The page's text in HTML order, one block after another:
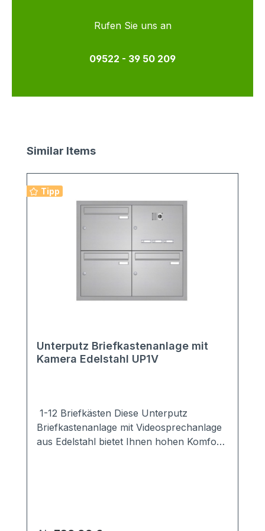
Rufen Sie uns an
09522 - 39 50 209
Produktgalerie überspringen
Similar Items
Tipp
Unterputz Briefkastenanlage mit
Kamera Edelstahl UP1V
1-12 Briefkästen Diese Unterputz
Briefkastenanlage mit Videosprechanlage
aus Edelstahl bietet Ihnen hohen Komfort
Wählen Sie die Variante "ohne